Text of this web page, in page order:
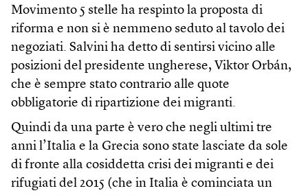
Movimento 5 stelle ha respinto la proposta di
riforma e non si è nemmeno seduto al tavolo dei
negoziati. Salvini ha detto di sentirsi vicino alle
posizioni del presidente ungherese, Viktor Orbán,
che è sempre stato contrario alle quote
obbligatorie di ripartizione dei migranti.
Quindi da una parte è vero che negli ultimi tre
anni l’Italia e la Grecia sono state lasciate da sole
di fronte alla cosiddetta crisi dei migranti e dei
rifugiati del 2015 (che in Italia è cominciata un